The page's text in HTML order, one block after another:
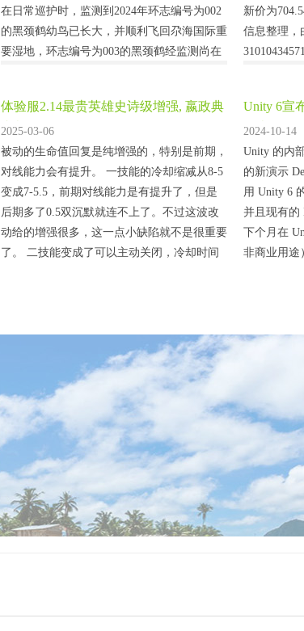
在日常巡护时，监测到2024年环志编号为002
的黑颈鹤幼鸟已长大，并顺利飞回尕海国际重
要湿地，环志编号为003的黑颈鹤经监测尚在
掌握它们的动态。因此，2024年，尕海则岔管
护中心在保护区开展了黑颈鹤...
新价为
信息整理，
体验服2.14最贵英雄史诗级增强, 嬴政典
韦削弱
2025-03-06
被动的生命值回复是纯增强的，特别是前期，
对线能力会有提升。 一技能的冷却缩减从8-5
变成7-5.5，前期对线能力是有提升了，但是
后期多了0.5双沉默就连不上了。不过这波改
动给的增强很多，这一点小缺陷就不是很重要
了。 二技能变成了可以主动关闭，冷却时间
增强。 二三技...
Unity 6宣
历史最佳
2024-10-14
Unity 的内
的新演示
用 Unity 6
并且现有的
下个月在
非商业用途